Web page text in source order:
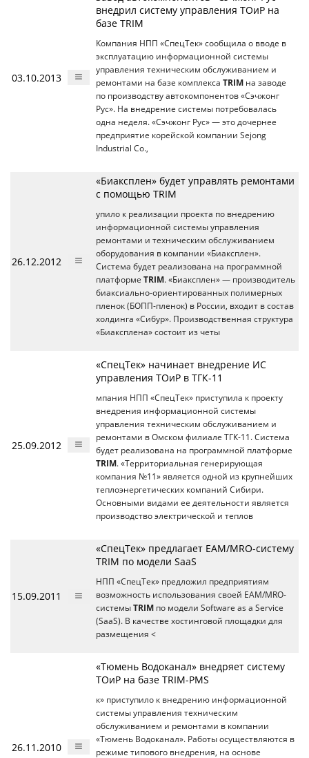
03.10.2013
внедрил систему управления ТОиР на
базе TRIM
Компания НПП «СпецТек» сообщила о вводе в
эксплуатацию информационной системы
управления техническим обслуживанием и
ремонтами на базе комплекса TRIM на заводе
по производству автокомпонентов «Сэчжонг
Рус». На внедрение системы потребовалась
одна неделя. «Сэчжонг Рус» — это дочернее
предприятие корейской компании Sejong
Industrial Co.,
26.12.2012
«Биаксплен» будет управлять ремонтами
с помощью TRIM
упило к реализации проекта по внедрению
информационной системы управления
ремонтами и техническим обслуживанием
оборудования в компании «Биаксплен».
Система будет реализована на программной
платформе TRIM. «Биаксплен» — производитель
биаксиально-ориентированных полимерных
пленок (БОПП-пленок) в России, входит в состав
холдинга «Сибур». Производственная структура
«Биаксплена» состоит из четы
25.09.2012
«СпецТек» начинает внедрение ИС
управления ТОиР в ТГК-11
мпания НПП «СпецТек» приступила к проекту
внедрения информационной системы
управления техническим обслуживанием и
ремонтами в Омском филиале ТГК-11. Система
будет реализована на программной платформе
TRIM. «Территориальная генерирующая
компания №11» является одной из крупнейших
теплоэнергетических компаний Сибири.
Основными видами ее деятельности является
производство электрической и теплов
15.09.2011
«СпецТек» предлагает EAM/MRO-систему
TRIM по модели SaaS
НПП «СпецТек» предложил предприятиям
возможность использования своей EAM/MRO-
системы TRIM по модели Software as a Service
(SaaS). В качестве хостинговой площадки для
размещения <
26.11.2010
«Тюмень Водоканал» внедряет систему
ТОиР на базе TRIM-PMS
к» приступило к внедрению информационной
системы управления техническим
обслуживанием и ремонтами в компании
«Тюмень Водоканал». Работы осуществляются в
режиме типового внедрения, на основе